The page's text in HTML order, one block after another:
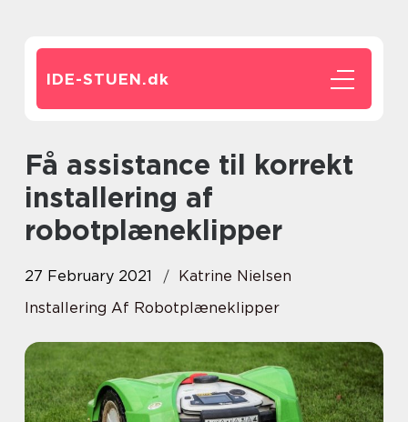
IDE-STUEN.dk
Få assistance til korrekt
installering af
robotplæneklipper
27 February 2021
Katrine Nielsen
Installering Af Robotplæneklipper